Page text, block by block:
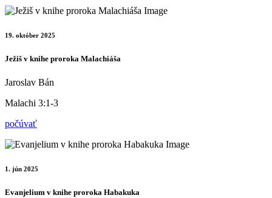
19. október 2025
Ježiš v knihe proroka Malachiáša
Jaroslav Bán
Malachi 3:1-3
počúvať
1. jún 2025
Evanjelium v knihe proroka Habakuka